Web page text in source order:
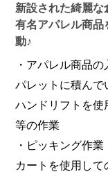
新設された綺麗
有名アパレル商
動♪
・アパレル商品
パレットに積んで
ハンドリフトを
等の作業
・ピッキング作業
カートを使用し